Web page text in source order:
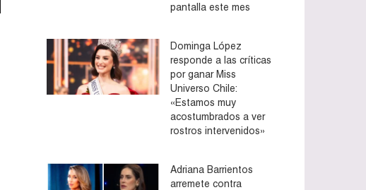
pantalla este mes
Dominga López
responde a las críticas
por ganar Miss
Universo Chile:
«Estamos muy
acostumbrados a ver
rostros intervenidos»
Adriana Barrientos
arremete contra